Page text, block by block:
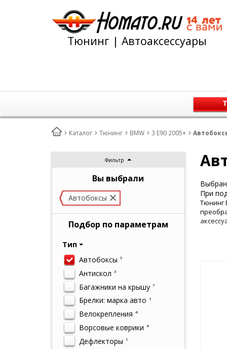
Тюнинг | Автоаксессуары
Каталог Тюнинг BMW 3 E90 2005+
Фильтр
Вы выбрали
Автобоксы
Подбор по параметрам
Тип
Автобоксы 5
Антискол 3
Багажники на крышу 7
Брелки: марка авто 1
Велокрепления 4
Ворсовые коврики 4
Дефлекторы 1
Выбран
При
Тюнинг